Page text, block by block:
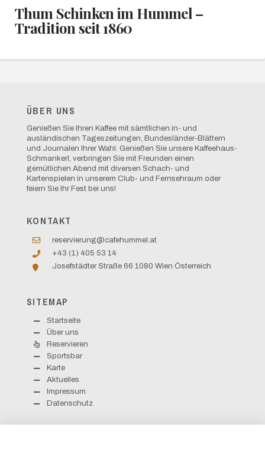
Thum Schinken im Hummel –
Tradition seit 1860
ÜBER UNS
Genießen Sie Ihren Kaffee mit sämtlichen in- und
ausländischen Tageszeitungen, Bundesländer-Blättern
und Journalen Ihrer Wahl. Genießen Sie unsere Kaffeehaus-
Schmankerl, verbringen Sie mit Freunden einen
gemütlichen Abend mit diversen Schach- und
Kartenspielen in unserem Club- und Fernsehraum oder
feiern Sie Ihr Fest bei uns!
KONTAKT
reservierung@cafehummel.at
+43 (1) 405 53 14
Josefstädter Straße 66 1080 Wien Österreich
SITEMAP
Startseite
Über uns
Reservieren
Sportsbar
Karte
Aktuelles
Impressum
Datenschutz